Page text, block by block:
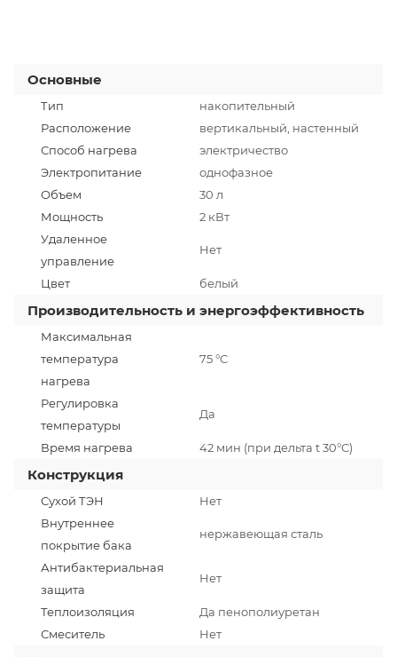
Основные
Тип
накопительный
Расположение
вертикальный, настенный
Способ нагрева
электричество
Электропитание
однофазное
Объем
30 л
Мощность
2 кВт
Удаленное
управление
Нет
Цвет белый
Производительность и энергоэффективность
Максимальная
температура
нагрева
75 °C
Регулировка
температуры
Да
Время нагрева 42 мин (при дельта t 30°С)
Конструкция
Сухой ТЭН
Нет
Внутреннее
покрытие бака
нержавеющая сталь
Антибактериальная
защита
Нет
Теплоизоляция
Да пенополиуретан
Смеситель
Нет